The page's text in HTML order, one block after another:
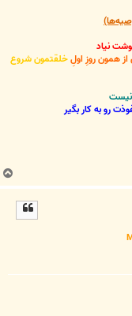
نیاد
همون روزِ اولِخلقتمون شروع
نیست
رو به کار بگیر